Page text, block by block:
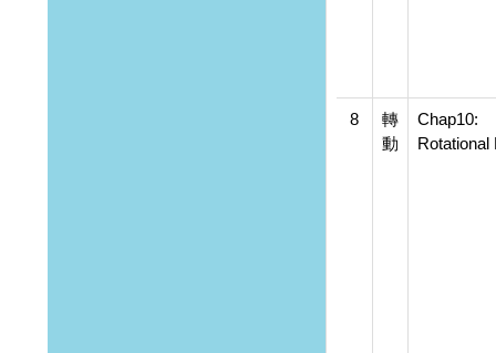
8
轉
動
Chap10:
Rotational